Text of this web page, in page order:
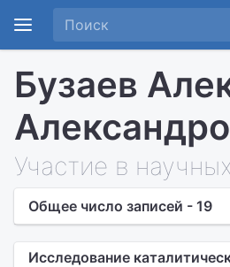
Бузаев
Участие в
Общее число записей - 19
Исследование